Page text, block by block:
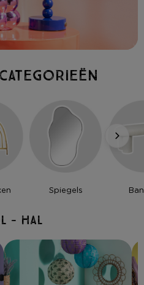
Spiegels
- Hal